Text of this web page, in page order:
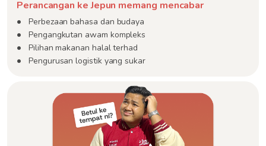
Perancangan ke Jepun memang mencabar
Perbezaan bahasa dan budaya
Pengangkutan awam kompleks
Pilihan makanan halal terhad
Pengurusan logistik yang sukar